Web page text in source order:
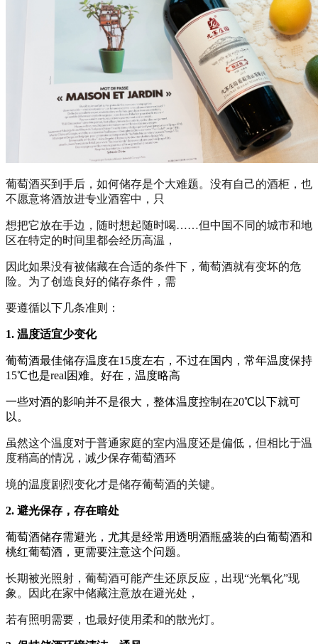
葡萄酒买到手后，如何储存是个大难题。没有自己的酒柜，也
不愿意将酒放进专业酒窖中，只
想把它放在手边，随时想起随时喝……但中国不同的城市和地
区在特定的时间里都会经历高温，
因此如果没有被储藏在合适的条件下，葡萄酒就有变坏的危
险。为了创造良好的储存条件，需
要遵循以下几条准则：
1. 温度适宜少变化
葡萄酒最佳储存温度在15度左右，不过在国内，常年温度保持
15℃也是real困难。好在，温度略高
一些对酒的影响并不是很大，整体温度控制在20℃以下就可
以。
虽然这个温度对于普通家庭的室内温度还是偏低，但相比于温
度稍高的情况，减少保存葡萄酒环
境的温度剧烈变化才是储存葡萄酒的关键。
2. 避光保存，存在暗处
葡萄酒储存需避光，尤其是经常用透明酒瓶盛装的白葡萄酒和
桃红葡萄酒，更需要注意这个问题。
长期被光照射，葡萄酒可能产生还原反应，出现“光氧化”现
象。因此在家中储藏注意放在避光处，
若有照明需要，也最好使用柔和的散光灯。